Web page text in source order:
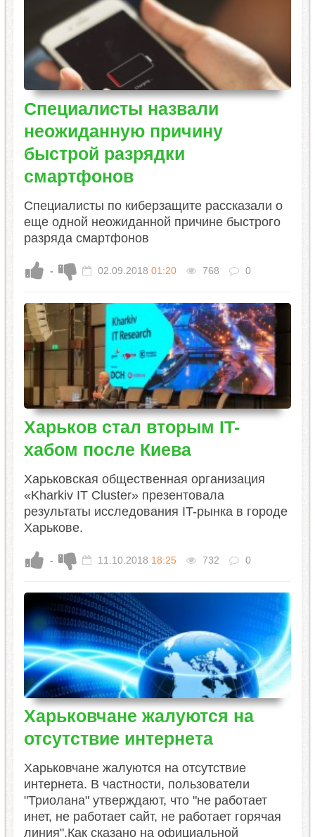
Специалисты назвали
неожиданную причину
быстрой разрядки
смартфонов
Специалисты по киберзащите рассказали о
еще одной неожиданной причине быстрого
разряда смартфонов
- 02.09.2018 01:20 768 0
Харьков стал вторым IT-
хабом после Киева
Харьковская общественная организация
«Kharkiv IT Cluster» презентовала
результаты исследования IT-рынка в городе
Харькове.
- 11.10.2018 18:25 732 0
Харьковчане жалуются на
отсутствие интернета
Харьковчане жалуются на отсутствие
интернета. В частности, пользователи
"Триолана" утверждают, что "не работает
инет, не работает сайт, не работает горячая
линия".Как сказано на официальной